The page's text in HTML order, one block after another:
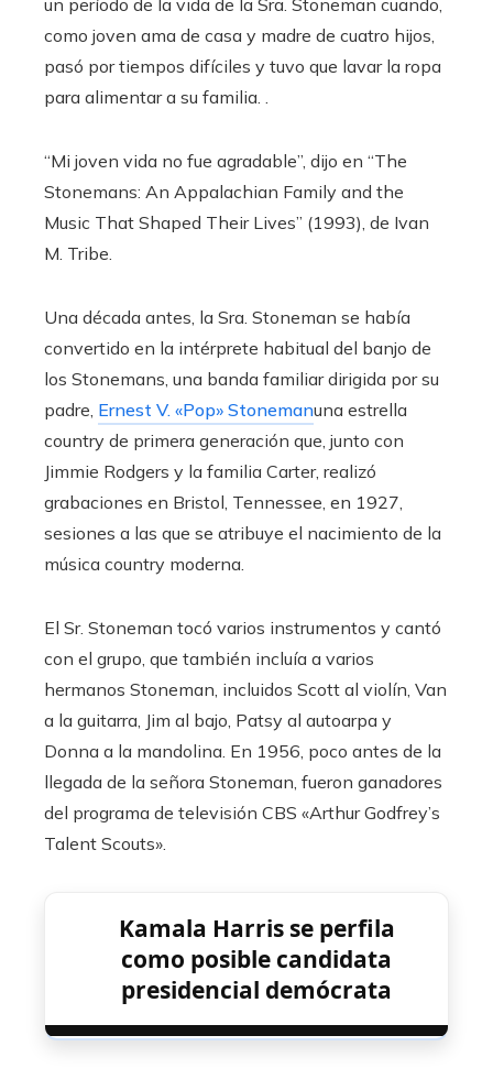
un período de la vida de la Sra. Stoneman cuando,
como joven ama de casa y madre de cuatro hijos,
pasó por tiempos difíciles y tuvo que lavar la ropa
para alimentar a su familia. .
“Mi joven vida no fue agradable”, dijo en “The
Stonemans: An Appalachian Family and the
Music That Shaped Their Lives” (1993), de Ivan
M. Tribe.
Una década antes, la Sra. Stoneman se había
convertido en la intérprete habitual del banjo de
los Stonemans, una banda familiar dirigida por su
padre, Ernest V. «Pop» Stonemanuna estrella
country de primera generación que, junto con
Jimmie Rodgers y la familia Carter, realizó
grabaciones en Bristol, Tennessee, en 1927,
sesiones a las que se atribuye el nacimiento de la
música country moderna.
El Sr. Stoneman tocó varios instrumentos y cantó
con el grupo, que también incluía a varios
hermanos Stoneman, incluidos Scott al violín, Van
a la guitarra, Jim al bajo, Patsy al autoarpa y
Donna a la mandolina. En 1956, poco antes de la
llegada de la señora Stoneman, fueron ganadores
del programa de televisión CBS «Arthur Godfrey’s
Talent Scouts».
Kamala Harris se perfila
como posible candidata
presidencial demócrata